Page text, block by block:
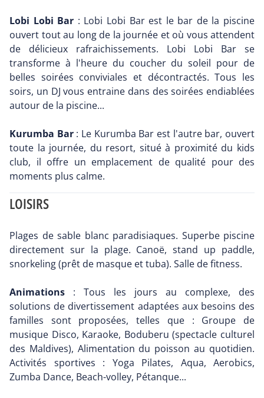
Lobi Lobi Bar : Lobi Lobi Bar est le bar de la piscine
ouvert tout au long de la journée et où vous attendent
de délicieux rafraichissements. Lobi Lobi Bar se
transforme à l'heure du coucher du soleil pour de
belles soirées conviviales et décontractés. Tous les
soirs, un DJ vous entraine dans des soirées endiablées
autour de la piscine...
Kurumba Bar: Le Kurumba Bar est l'autre bar, ouvert
toute la journée, du resort, situé à proximité du kids
club, il offre un emplacement de qualité pour des
moments plus calme.
LOISIRS
Plages de sable blanc paradisiaques. Superbe piscine
directement sur la plage. Canoë, stand up paddle,
snorkeling (prêt de masque et tuba). Salle de fitness.
Animations : Tous les jours au complexe, des
solutions de divertissement adaptées aux besoins des
familles sont proposées, telles que : Groupe de
musique Disco, Karaoke, Boduberu (spectacle culturel
des Maldives), Alimentation du poisson au quotidien.
Activités sportives : Yoga Pilates, Aqua, Aerobics,
Zumba Dance, Beach-volley, Pétanque...